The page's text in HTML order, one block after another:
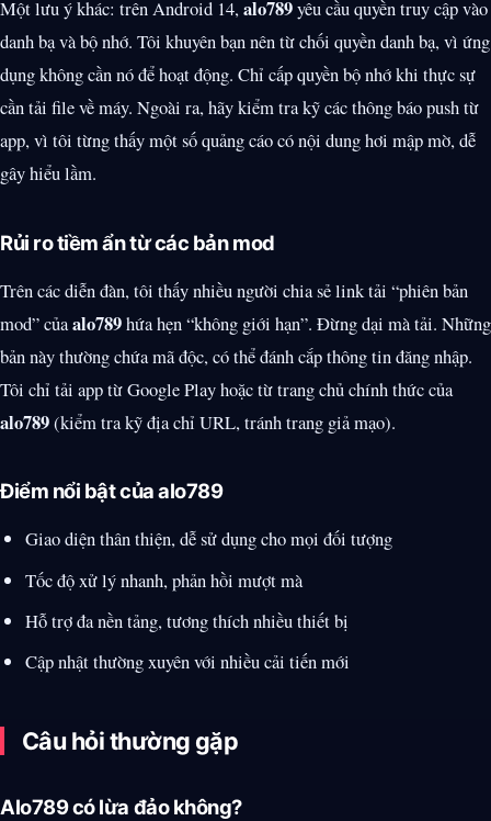
Một lưu ý khác: trên Android 14,alo789yêu cầu quyền truy cập vào
danh bạ và bộ nhớ. Tôi khuyên bạn nên từ chối quyền danh bạ, vì ứng
dụng không cần nó để hoạt động. Chỉ cấp quyền bộ nhớ khi thực sự
cần tải file về máy. Ngoài ra, hãy kiểm tra kỹ các thông báo push từ
app, vì tôi từng thấy một số quảng cáo có nội dung hơi mập mờ, dễ
gây hiểu lầm.
Rủi ro tiềm ẩn từ các bản mod
Trên các diễn đàn, tôi thấy nhiều người chia sẻ link tải “phiên bản
mod” củaalo789hứa hẹn “không giới hạn”. Đừng dại mà tải. Những
bản này thường chứa mã độc, có thể đánh cắp thông tin đăng nhập.
Tôi chỉ tải app từ Google Play hoặc từ trang chủ chính thức của
alo789(kiểm tra kỹ địa chỉ URL, tránh trang giả mạo).
Điểm nổi bật của alo789
Giao diện thân thiện, dễ sử dụng cho mọi đối tượng
Tốc độ xử lý nhanh, phản hồi mượt mà
Hỗ trợ đa nền tảng, tương thích nhiều thiết bị
Cập nhật thường xuyên với nhiều cải tiến mới
Câu hỏi thường gặp
Alo789 có lừa đảo không?